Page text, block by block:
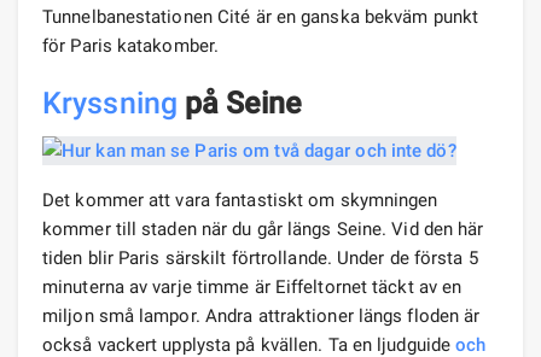
Tunnelbanestationen Cité är en ganska bekväm punkt
för Paris katakomber.
Kryssning på Seine
Det kommer att vara fantastiskt om skymningen
kommer till staden när du går längs Seine. Vid den här
tiden blir Paris särskilt förtrollande. Under de första 5
minuterna av varje timme är Eiffeltornet täckt av en
miljon små lampor. Andra attraktioner längs floden är
också vackert upplysta på kvällen. Ta en ljudguideoch